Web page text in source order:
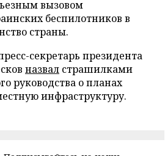
вызовом
беспилотников в
страны.
секретарь президента
назвал страшилками
руководства о планах
инфраструктуру.